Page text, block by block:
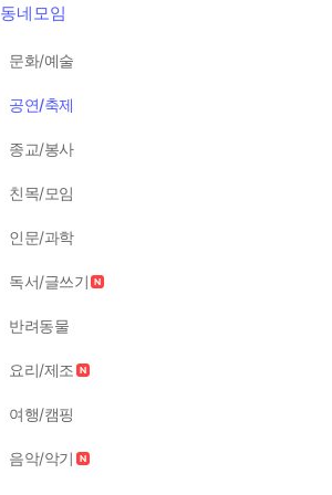
동네모임
문화/예술
공연/축제
종교/봉사
친목/모임
인문/과학
독서/글쓰기
반려동물
요리/제조
여행/캠핑
음악/악기